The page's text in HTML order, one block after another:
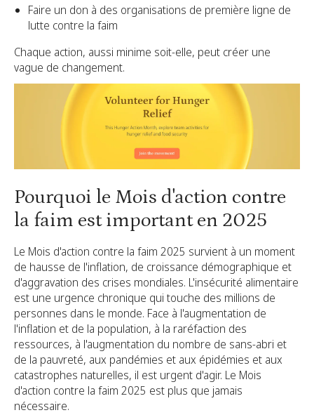
Faire un don à des organisations de première ligne de
lutte contre la faim
Chaque action, aussi minime soit-elle, peut créer une
vague de changement.
Pourquoi le Mois d'action contre
la faim est important en 2025
Le Mois d'action contre la faim 2025 survient à un moment
de hausse de l'inflation, de croissance démographique et
d'aggravation des crises mondiales. L'insécurité alimentaire
est une urgence chronique qui touche des millions de
personnes dans le monde. Face à l'augmentation de
l'inflation et de la population, à la raréfaction des
ressources, à l'augmentation du nombre de sans-abri et
de la pauvreté, aux pandémies et aux épidémies et aux
catastrophes naturelles, il est urgent d'agir. Le Mois
d'action contre la faim 2025 est plus que jamais
nécessaire.